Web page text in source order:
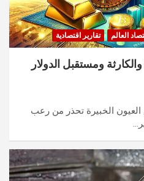
العالم تقارير اقتصادية
ومستقبل الدولار
كانت بعض العيون الخبيرة تحذر من رعب